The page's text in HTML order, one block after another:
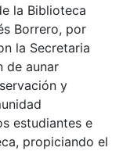
la Biblioteca
Borrero, por
la Secretaria
de aunar
y
estudiantes e
propiciando el